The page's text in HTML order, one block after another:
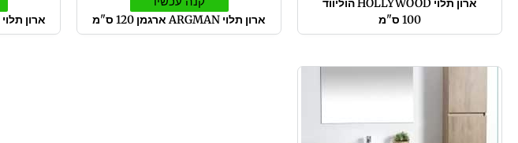
ארון תלוי HOLLYWOOD הוליווד
100 ס"מ
ארון תלוי ARGMAN ארגמן 120 ס"מ ארון תלוי ARGMAN ארגמן 100 ס"מ